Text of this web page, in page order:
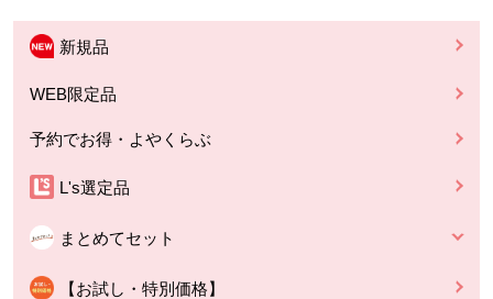
新規品
WEB限定品
予約でお得・よやくらぶ
L's選定品
まとめてセット
【お試し・特別価格】